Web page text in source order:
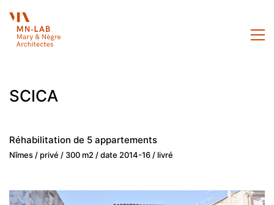
SCICA
Réhabilitation de 5 appartements
Nîmes / privé / 300 m2 / date 2014-16 / livré